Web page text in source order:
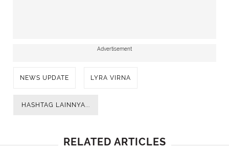
Advertisement
NEWS UPDATE LYRA VIRNA
HASHTAG LAINNYA...
RELATED ARTICLES